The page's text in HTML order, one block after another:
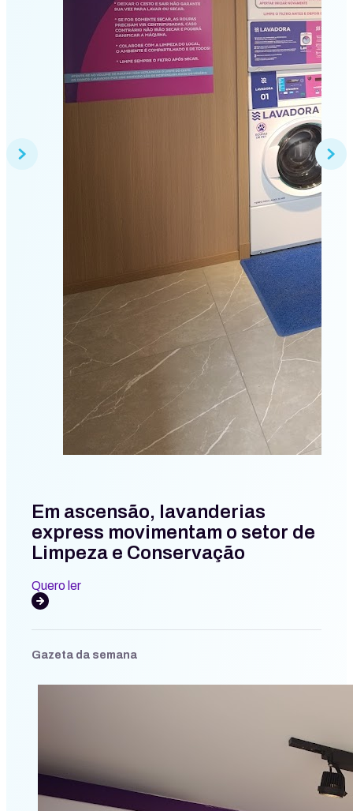
Em ascensão, lavanderias
express movimentam o setor de
Limpeza e Conservação
Quero ler
Gazeta da semana